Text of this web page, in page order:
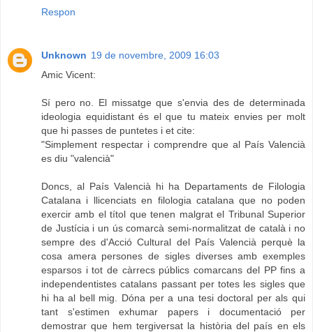
Respon
Unknown 19 de novembre, 2009 16:03
Amic Vicent:
Sí pero no. El missatge que s'envia des de determinada
ideologia equidistant és el que tu mateix envies per molt
que hi passes de puntetes i et cite:
"Simplement respectar i comprendre que al País Valencià
es diu "valencià"
Doncs, al País Valencià hi ha Departaments de Filologia
Catalana i llicenciats en filologia catalana que no poden
exercir amb el títol que tenen malgrat el Tribunal Superior
de Justícia i un ús comarcà semi-normalitzat de català i no
sempre des d'Acció Cultural del País Valencià perquè la
cosa amera persones de sigles diverses amb exemples
esparsos i tot de càrrecs públics comarcans del PP fins a
independentistes catalans passant per totes les sigles que
hi ha al bell mig. Dóna per a una tesi doctoral per als qui
tant s'estimen exhumar papers i documentació per
demostrar que hem tergiversat la història del país en els